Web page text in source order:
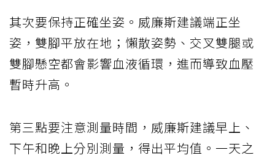
其次要保持正確坐姿。威廉斯建議端正坐
姿，雙腳平放在地；懶散姿勢、交叉雙腿或
雙腳懸空都會影響血液循環，進而導致血壓
暫時升高。
第三點要注意測量時間，威廉斯建議早上、
下午和晚上分別測量，得出平均值。一天之